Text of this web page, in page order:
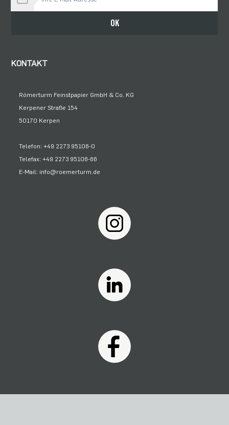
OK
KONTAKT
Römerturm Feinstpapier GmbH & Co. KG
Kerpener Straße 154
50170 Kerpen
Telefon: +49 2273 95106-0
Telefax: +49 2273 95106-66
E-Mail: info@roemerturm.de